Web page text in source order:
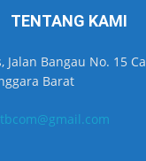
TENTANG KAMI
Jalan Bangau No. 15
Barat